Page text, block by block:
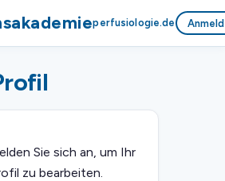
perfusiologie.de
Sie sich an, um Ihr
zu bearbeiten.